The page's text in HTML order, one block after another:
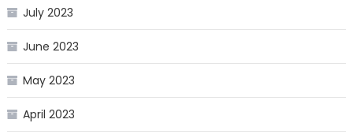
July 2023
June 2023
May 2023
April 2023